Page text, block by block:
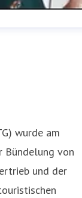
wurde am
Bündelung von
und der